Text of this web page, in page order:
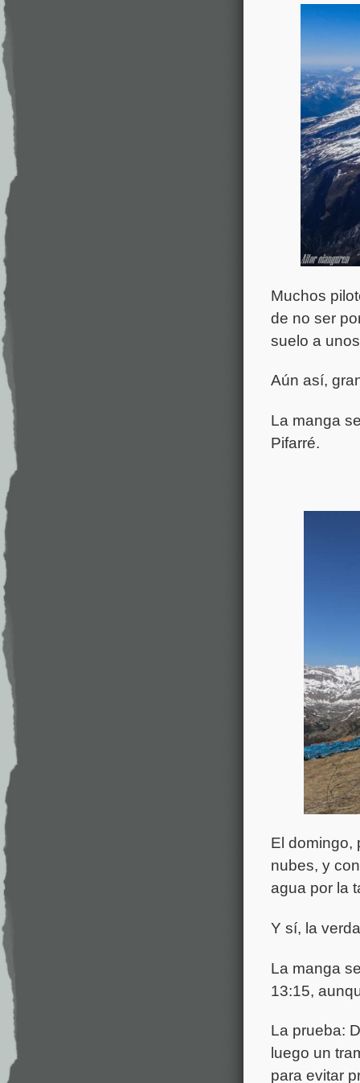
Muchos
de no ser
suelo a
Aún así,
La manga
Pifarré.
El domingo,
nubes, y
agua por la
Y sí, la
La manga
13:15,
La prueba:
luego un
para evitar